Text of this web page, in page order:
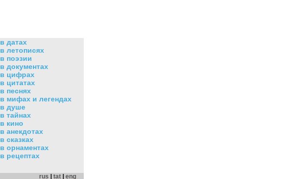
в датах
в летописях
в поэзии
в документах
в цифрах
в цитатах
в песнях
в мифах и легендах
в душе
в тайнах
в кино
в анекдотах
в сказках
в орнаментах
в рецептах
rus tat eng